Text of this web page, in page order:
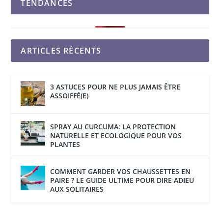
TENDANCES
ARTICLES RÉCENTS
3 ASTUCES POUR NE PLUS JAMAIS ÊTRE
ASSOIFFÉ(E)
SPRAY AU CURCUMA: LA PROTECTION
NATURELLE ET ECOLOGIQUE POUR VOS
PLANTES
COMMENT GARDER VOS CHAUSSETTES EN
PAIRE ? LE GUIDE ULTIME POUR DIRE ADIEU
AUX SOLITAIRES